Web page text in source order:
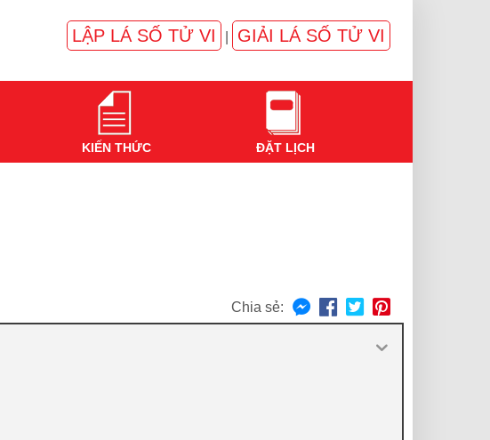
LẬP LÁ SỐ TỬ VI GIẢI LÁ SỐ TỬ VI
KIẾN THỨC ĐẶT LỊCH
Chia sẻ: